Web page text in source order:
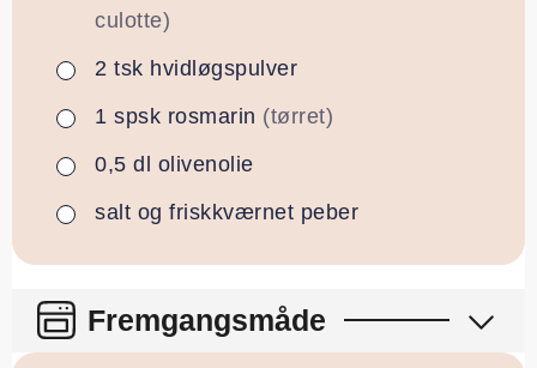
culotte)
▢
2 tsk hvidløgspulver
▢
1 spsk rosmarin (tørret)
▢
0,5 dl olivenolie
▢
salt og friskkværnet peber
Fremgangsmåde